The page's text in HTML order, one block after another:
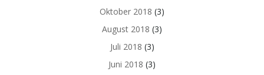
Oktober 2018 (3)
August 2018 (3)
Juli 2018 (3)
Juni 2018 (3)